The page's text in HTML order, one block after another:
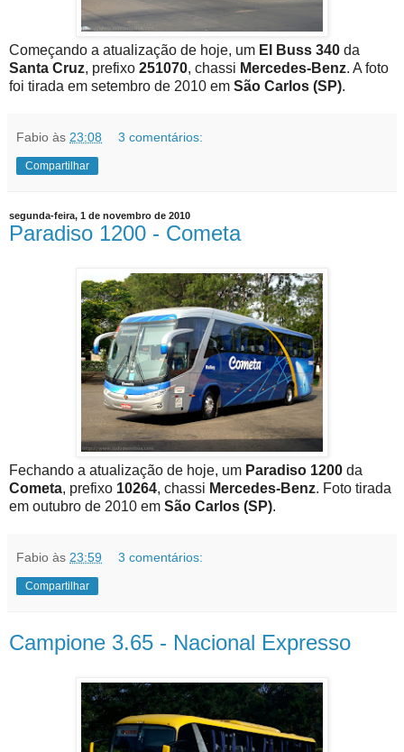
Começando a atualização de hoje, um El Buss 340 da
Santa Cruz, prefixo 251070, chassi Mercedes-Benz. A foto
foi tirada em setembro de 2010 em São Carlos (SP).
Fabio às 23:08 3 comentários:
Compartilhar
segunda-feira, 1 de novembro de 2010
Paradiso 1200 - Cometa
Fechando a atualização de hoje, um Paradiso 1200 da
Cometa, prefixo 10264, chassi Mercedes-Benz. Foto tirada
em outubro de 2010 em São Carlos (SP).
Fabio às 23:59 3 comentários:
Compartilhar
Campione 3.65 - Nacional Expresso